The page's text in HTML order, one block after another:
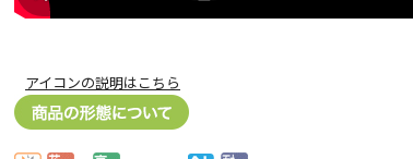
アイコンの説明はこちら